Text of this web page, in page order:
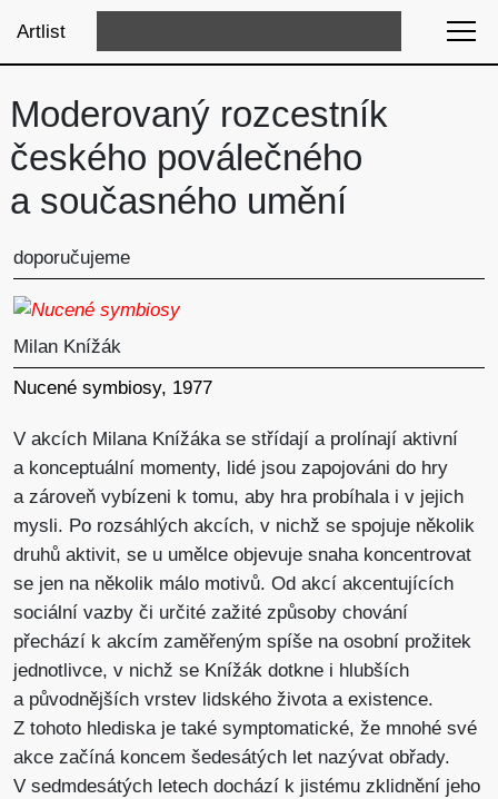
Artlist
Moderovaný rozcestník
českého poválečného
a současného umění
doporučujeme
Milan Knížák
Nucené symbiosy, 1977
V akcích Milana Knížáka se střídají a prolínají aktivní
a konceptuální momenty, lidé jsou zapojováni do hry
a zároveň vybízeni k tomu, aby hra probíhala i v jejich
mysli. Po rozsáhlých akcích, v nichž se spojuje několik
druhů aktivit, se u umělce objevuje snaha koncentrovat
se jen na několik málo motivů. Od akcí akcentujících
sociální vazby či určité zažité způsoby chování
přechází k akcím zaměřeným spíše na osobní prožitek
jednotlivce, v nichž se Knížák dotkne i hlubších
a původnějších vrstev lidského života a existence.
Z tohoto hlediska je také symptomatické, že mnohé své
akce začíná koncem šedesátých let nazývat obřady.
V sedmdesátých letech dochází k jistému zklidnění jeho